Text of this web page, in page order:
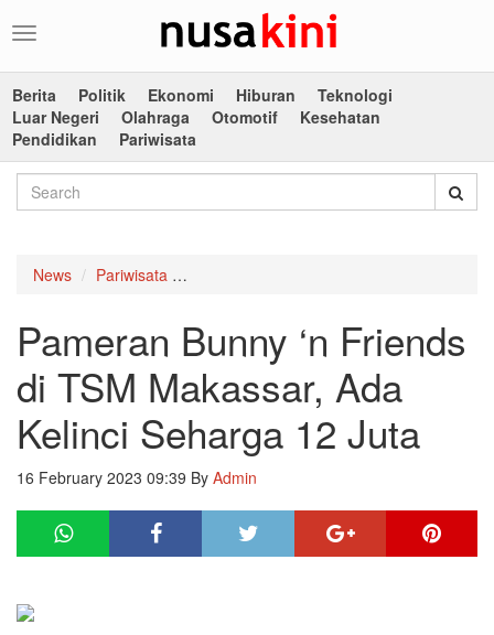
Toggle
Berita
Politik Ekonomi Hiburan
Teknologi
Luar Negeri
Olahraga Otomotif
Kesehatan
Pendidikan
Pariwisata
News Pariwisata
Pameran Bunny ‘n Friends
di TSM Makassar, Ada
Kelinci Seharga 12 Juta
16 February 2023 09:39 By Admin